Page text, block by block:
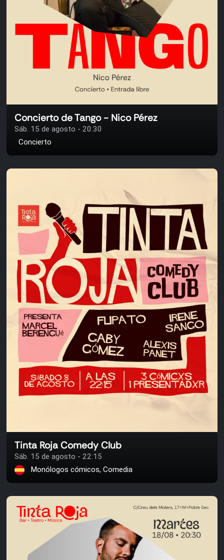
Concierto de Tango - Nico Pérez
Sáb. 15 de agosto - 20:30
Concierto
Tinta Roja Comedy Club
Sáb. 15 de agosto - 22:15
Monólogos cómicos, Comedia